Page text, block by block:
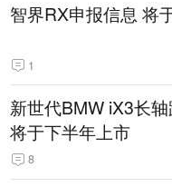
智界RX申报信息 将
1
新世代BMW iX3长
将于下半年上市
8